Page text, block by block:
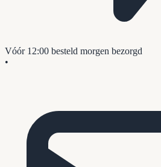
Vóór 12:00 besteld morgen bezorgd
•